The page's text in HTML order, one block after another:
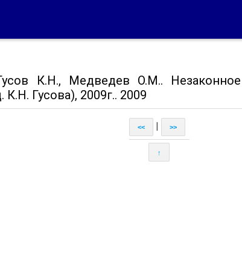
К.Н., Медведев О.М.. Незаконное
Гусова), 2009г.. 2009
<< >>
↑